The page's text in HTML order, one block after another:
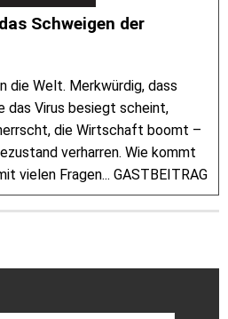
Schweigen der
die Welt. Merkwürdig, dass
das Virus besiegt scheint,
die Wirtschaft boomt –
verharren. Wie kommt
vielen Fragen... GASTBEITRAG